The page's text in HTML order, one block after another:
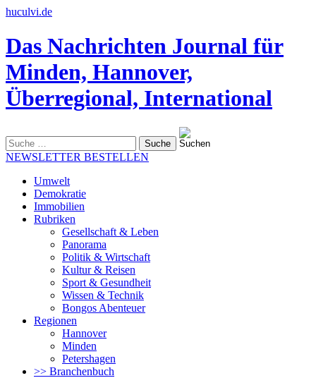
huculvi.de
Das Nachrichten Journal für
Minden, Hannover,
Überregional, International
nach:
NEWSLETTER BESTELLEN
Umwelt
Demokratie
Immobilien
Rubriken
Gesellschaft & Leben
Panorama
Politik & Wirtschaft
Kultur & Reisen
Sport & Gesundheit
Wissen & Technik
Bongos Abenteuer
Regionen
Hannover
Minden
Petershagen
>> Branchenbuch